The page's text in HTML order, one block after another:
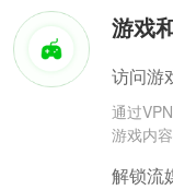
游戏
访问游
通过
游戏内
解锁流